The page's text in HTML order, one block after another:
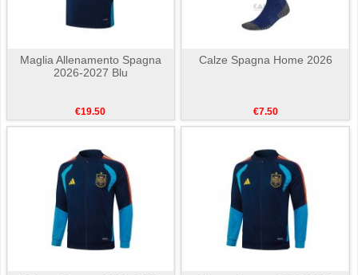
Maglia Allenamento Spagna
2026-2027 Blu
€19.50
Calze Spagna Home 2026
€7.50